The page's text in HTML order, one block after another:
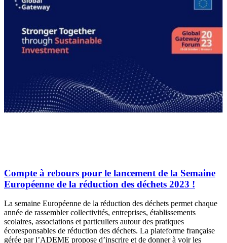
Compte à rebours pour le lancement de la Semaine
Européenne de la réduction des déchets 2023 !
La semaine Européenne de la réduction des déchets permet chaque
année de rassembler collectivités, entreprises, établissements
scolaires, associations et particuliers autour des pratiques
écoresponsables de réduction des déchets. La plateforme française
gérée par l’ADEME propose d’inscrire et de donner à voir les